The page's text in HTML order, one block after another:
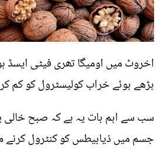
اخروٹ میں اومیگا تھری فیٹی ایسڈ
بڑھے ہوئے خراب کولیسٹرول کو کم
سب سے اہم بات یہ ہے کہ صبح
جسم میں ذیابیطس کو کنٹرول کرنے